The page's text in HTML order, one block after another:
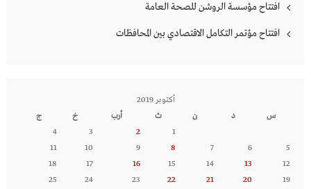
افتتاح مؤسسة الروشن للصحة العامة
افتتاح مؤتمر التكامل الاقتصادي بين المحافظات
أكتوبر 2019
س
د ن ث أرب خ
ج
1
2
3
4
5
6
7
8
9
10
11
12
13
14
15
16
17
18
19
20
21
22
23
24
25